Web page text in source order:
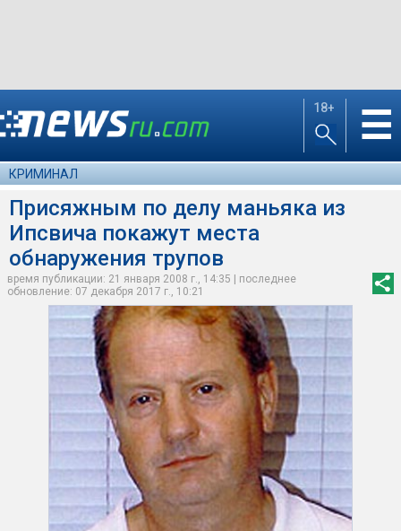
18+ ☰
КРИМИНАЛ
Присяжным по делу маньяка из
Ипсвича покажут места
обнаружения трупов
время публикации: 21 января 2008 г., 14:35 | последнее
обновление: 07 декабря 2017 г., 10:21